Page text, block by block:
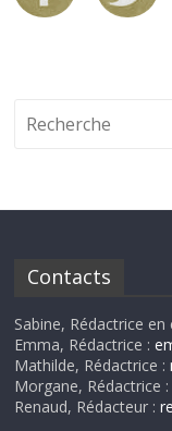
Contacts
Sabine, Rédactrice en
Emma, Rédactrice :
Mathilde, Rédactrice :
Morgane, Rédactrice
Renaud, Rédacteur :